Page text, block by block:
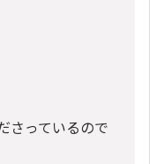
さっているので